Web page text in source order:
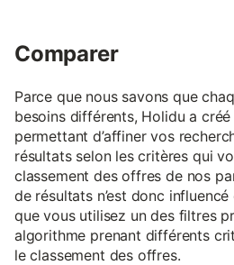
Comparer
Parce que nous savons que
besoins différents, Holidu a
permettant d’affiner vos
résultats selon les critères qui
classement des offres de nos
de résultats n’est donc
que vous utilisez un des filtres
algorithme prenant différents
le classement des offres.